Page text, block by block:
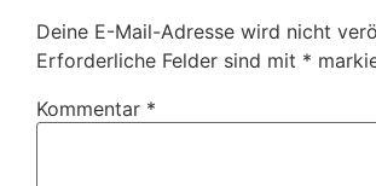
Deine E-Mail-Adresse wird nicht
Erforderliche Felder sind mit *
Kommentar *